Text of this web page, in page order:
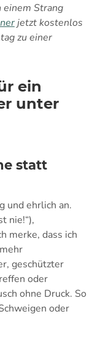
Strang
jetzt kostenlos
zu einer
ein
unter
statt
und ehrlich an.
nie!“),
merke, dass ich
geschützter
oder
ohne Druck. So
oder